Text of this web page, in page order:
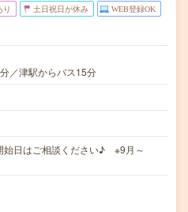
り 土日祝日が休み WEB登録OK
／津駅からバス15分
日はご相談ください♪ ※9月～